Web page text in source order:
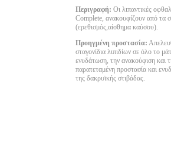
Περιγραφή: Οι λιπαντικές
Complete, ανακουφίζουν από τα
(ερεθισμός,αίσθημα καύσου).
Προηγμένη προστασία:
σταγονίδια λιπιδίων σε όλο το
ενυδάτωση, την ανακούφιση και
παρατεταμένη προστασία και
της δακρυϊκής στιβάδας.